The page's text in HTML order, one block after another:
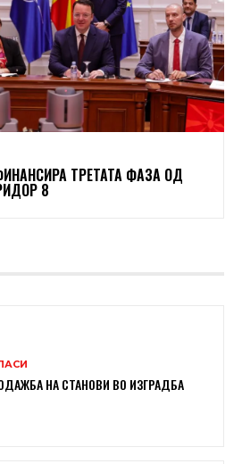
ТРЕТАТА ФАЗА ОД
8
НА СТАНОВИ ВО ИЗГРАДБА